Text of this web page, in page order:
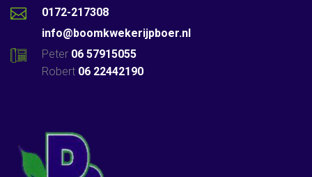
0172-217308
info@boomkwekerijpboer.nl
Peter 06 57915055
Robert 06 22442190